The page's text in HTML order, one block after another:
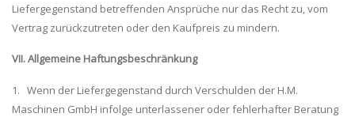
Liefergegenstand betreffenden Ansprüche nur das Recht zu, vom
Vertrag zurückzutreten oder den Kaufpreis zu mindern.
VII. Allgemeine Haftungsbeschränkung
1. Wenn der Liefergegenstand durch Verschulden der H.M.
Maschinen GmbH infolge unterlassener oder fehlerhafter Beratung